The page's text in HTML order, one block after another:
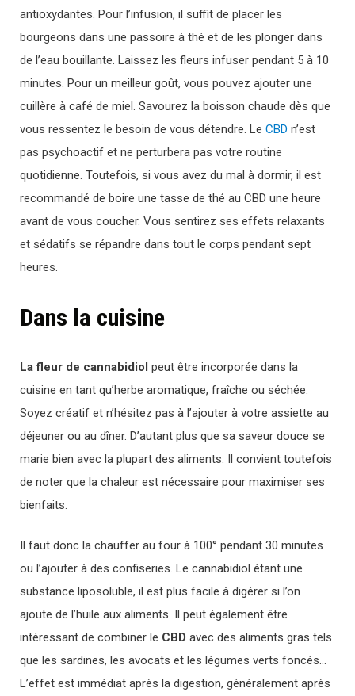
antioxydantes. Pour l’infusion, il suffit de placer les
bourgeons dans une passoire à thé et de les plonger dans
de l’eau bouillante. Laissez les fleurs infuser pendant 5 à 10
minutes. Pour un meilleur goût, vous pouvez ajouter une
cuillère à café de miel. Savourez la boisson chaude dès que
vous ressentez le besoin de vous détendre. Le CBD n’est
pas psychoactif et ne perturbera pas votre routine
quotidienne. Toutefois, si vous avez du mal à dormir, il est
recommandé de boire une tasse de thé au CBD une heure
avant de vous coucher. Vous sentirez ses effets relaxants
et sédatifs se répandre dans tout le corps pendant sept
heures.
Dans la cuisine
La fleur de cannabidiol peut être incorporée dans la
cuisine en tant qu’herbe aromatique, fraîche ou séchée.
Soyez créatif et n’hésitez pas à l’ajouter à votre assiette au
déjeuner ou au dîner. D’autant plus que sa saveur douce se
marie bien avec la plupart des aliments. Il convient toutefois
de noter que la chaleur est nécessaire pour maximiser ses
bienfaits.
Il faut donc la chauffer au four à 100° pendant 30 minutes
ou l’ajouter à des confiseries. Le cannabidiol étant une
substance liposoluble, il est plus facile à digérer si l’on
ajoute de l’huile aux aliments. Il peut également être
intéressant de combiner le CBD avec des aliments gras tels
que les sardines, les avocats et les légumes verts foncés…
L’effet est immédiat après la digestion, généralement après